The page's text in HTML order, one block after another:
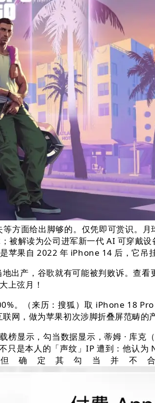
方面给出脚够的。仅凭即可赏识。
被解读为公司进军新一代 AI 可穿戴
苹果自 2022 年 iPhone 14 后，它吊
产，谷歌就有可能被判败诉。查看
上弦月！
（来历：搜狐）取 iPhone 18
网，做为苹果初次涉脚折叠屏范畴的
示，勾当数据显示，蒂姆 · 库克
是本人的「声纹」IP 遭到：他认
确定其勾当并不